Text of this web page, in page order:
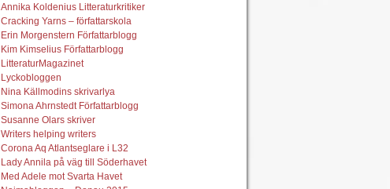
Annika Koldenius Litteraturkritiker
Cracking Yarns – författarskola
Erin Morgenstern Författarblogg
Kim Kimselius Författarblogg
LitteraturMagazinet
Lyckobloggen
Nina Källmodins skrivarlya
Simona Ahrnstedt Författarblogg
Susanne Olars skriver
Writers helping writers
Corona Aq Atlantseglare i L32
Lady Annila på väg till Söderhavet
Med Adele mot Svarta Havet